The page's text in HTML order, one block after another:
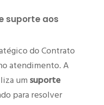
suporte aos
do Contrato
atendimento. A
um suporte
para resolver